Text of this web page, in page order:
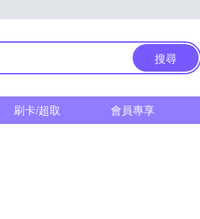
搜尋
刷卡/超取 會員專享